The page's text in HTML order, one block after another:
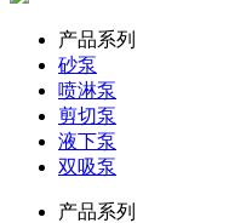
产品系列
砂泵
喷淋泵
剪切泵
液下泵
双吸泵
产品系列